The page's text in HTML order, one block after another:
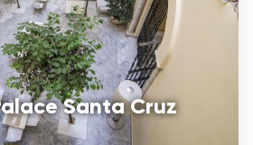
Santa Cruz